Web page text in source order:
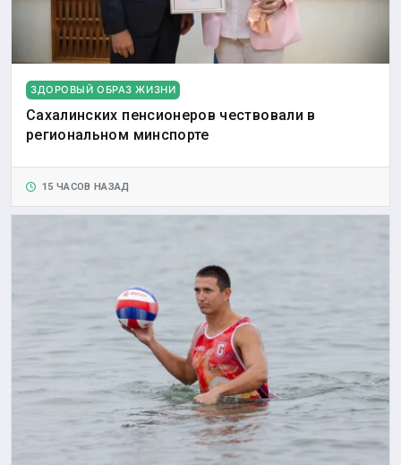
ЗДОРОВЫЙ ОБРАЗ ЖИЗНИ
Сахалинских пенсионеров чествовали в
региональном минспорте
15 ЧАСОВ НАЗАД